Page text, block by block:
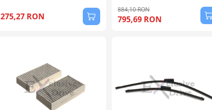
275,27 RON
884,10 RON
795,69 RON